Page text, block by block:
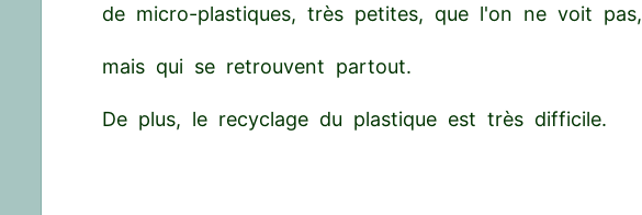
de micro-plastiques, très petites, que l'on ne voit pas,
mais qui se retrouvent partout.
De plus, le recyclage du plastique est très difficile.